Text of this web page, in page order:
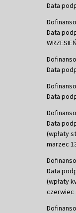
Data
Data
Data
Data
Data
(wpłaty
marzec
Data
(wpłaty
czerwiec